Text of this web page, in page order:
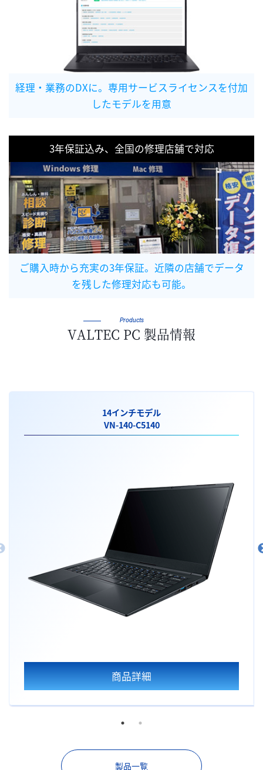
経理・業務のDXに。専用サービスライセンスを付加
したモデルを用意
3年保証込み、全国の修理店舗で対応
ご購入時から充実の3年保証。近隣の店舗でデータ
を残した修理対応も可能。
Products
VALTEC PC 製品情報
14インチモデル
VN-140-C5140
商品詳細
製品一覧